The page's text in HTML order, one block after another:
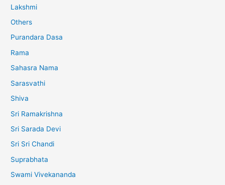
Lakshmi
Others
Purandara Dasa
Rama
Sahasra Nama
Sarasvathi
Shiva
Sri Ramakrishna
Sri Sarada Devi
Sri Sri Chandi
Suprabhata
Swami Vivekananda